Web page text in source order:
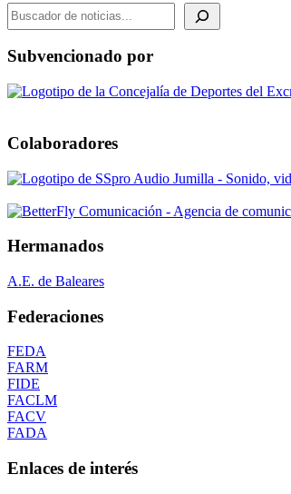
BUSCADOR DE NOTICIAS
Subvencionado por
Colaboradores
Hermanados
A.E. de Baleares
Federaciones
FEDA
FARM
FIDE
FACLM
FACV
FADA
Enlaces de interés